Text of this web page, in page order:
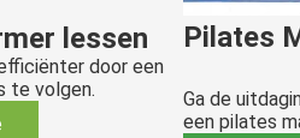
lessen
door een
te volgen.
Pilates
Ga de
een pilates